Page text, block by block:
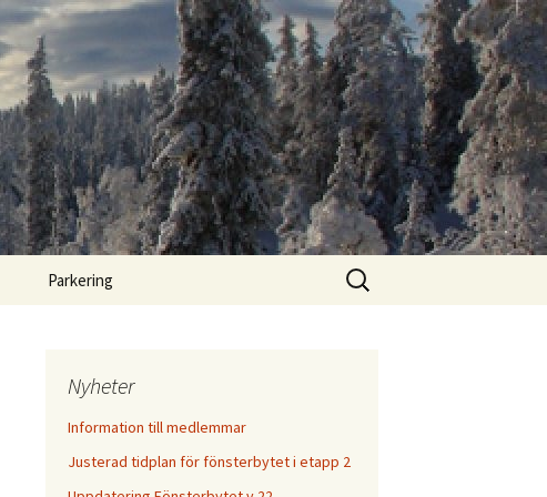
Parkering
Sök
efter:
Nyheter
Information till medlemmar
Justerad tidplan för fönsterbytet i etapp 2